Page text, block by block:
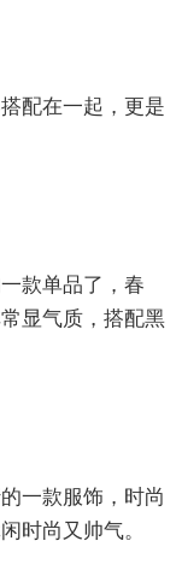
配在一起，更是
款单品了，春
显气质，搭配黑
一款服饰，时尚
时尚又帅气。